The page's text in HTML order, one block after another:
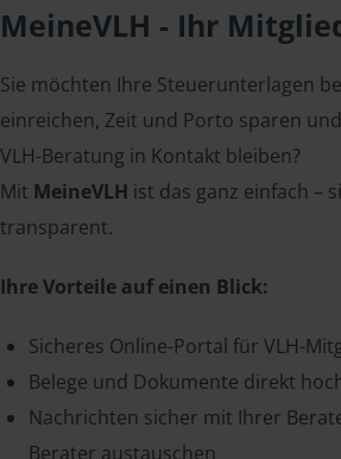
MeineVLH - Ihr
Sie möchten Ihre Steuerunterlagen
einreichen, Zeit und Porto sparen
VLH-Beratung in Kontakt bleiben?
Mit MeineVLH ist das ganz einfach –
transparent.
Ihre Vorteile auf einen Blick:
Sicheres Online-Portal für VLH-
Belege und Dokumente direkt
Nachrichten sicher mit Ihrer
Berater austauschen